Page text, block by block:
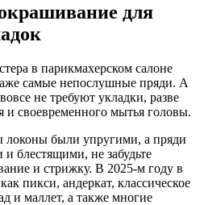
для
в парикмахерском салоне
самые непослушные пряди. А
не требуют укладки, разве
и своевременного мытья головы.
локоны были упругими, а пряди
блестящими, не забудьте
и стрижку. В 2025-м году в
пикси, андеркат, классическое
и маллет, а также многие